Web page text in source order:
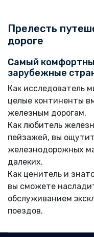
Прелесть
дороге
Самый
зарубежные
Как исследователь
целые континенты
железным дорогам.
Как любитель
пейзажей, вы
железнодорожных
далеких.
Как ценитель и
вы сможете
обслуживанием
поездов.